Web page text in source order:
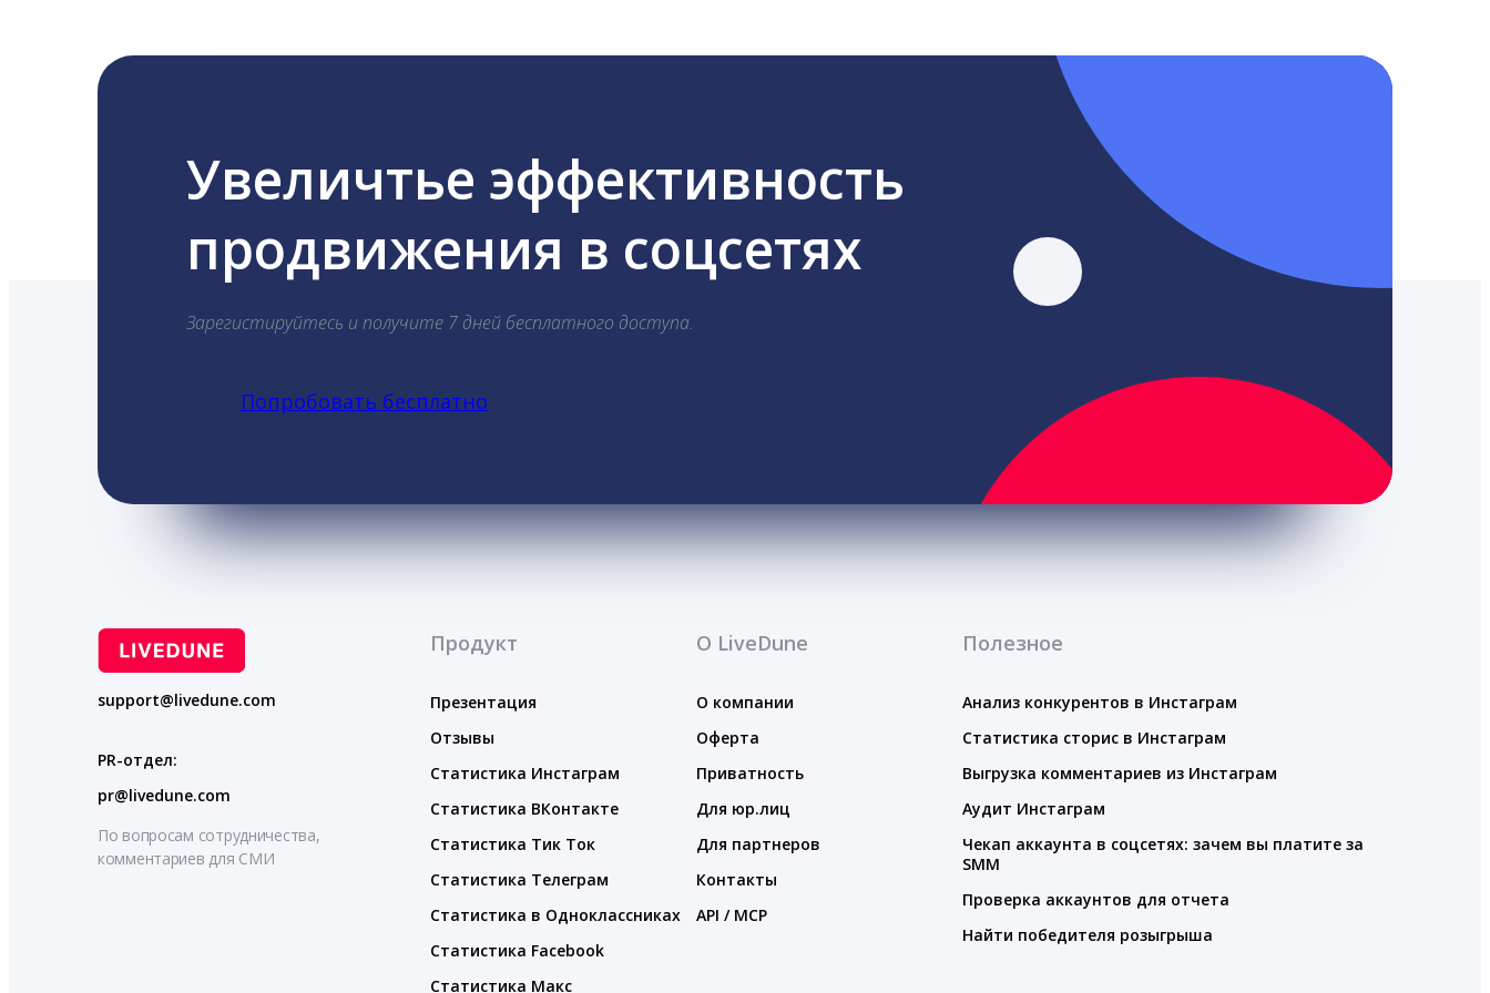
Увеличтье эффективность
продвижения в соцсетях
Зарегистируйтесь и получите 7 дней бесплатного доступа.
Попробовать бесплатно
support@livedune.com
PR-отдел:
pr@livedune.com
По вопросам сотрудничества,
комментариев для СМИ
Продукт
Презентация
Отзывы
Статистика Инстаграм
Статистика ВКонтакте
Статистика Тик Ток
Статистика Телеграм
Статистика в Одноклассниках
Статистика Facebook
Статистика Макс
О LiveDune
О компании
Оферта
Приватность
Для юр.лиц
Для партнеров
Контакты
API / MCP
Полезное
Анализ конкурентов в Инстаграм
Статистика сторис в Инстаграм
Выгрузка комментариев из Инстаграм
Аудит Инстаграм
Чекап аккаунта в соцсетях: зачем вы платите за
SMM
Проверка аккаунтов для отчета
Найти победителя розыгрыша